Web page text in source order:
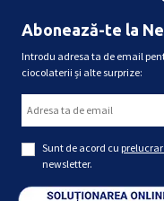
Abonează-te la
Introdu adresa ta de email
ciocolaterii și alte surprize:
Sunt de acord cu
newsletter.